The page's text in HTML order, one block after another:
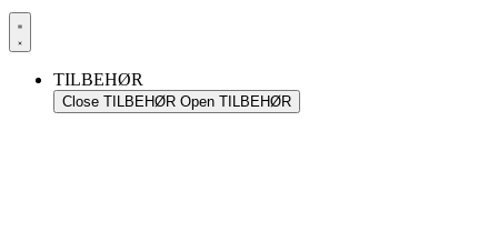
TILBEHØR
Close TILBEHØR Open TILBEHØR